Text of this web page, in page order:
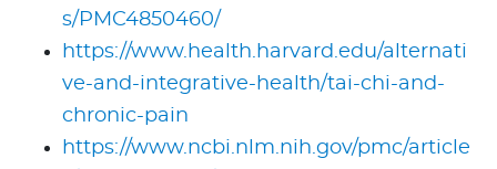
s/PMC4850460/
https://www.health.harvard.edu/alternati
ve-and-integrative-health/tai-chi-and-
chronic-pain
https://www.ncbi.nlm.nih.gov/pmc/article